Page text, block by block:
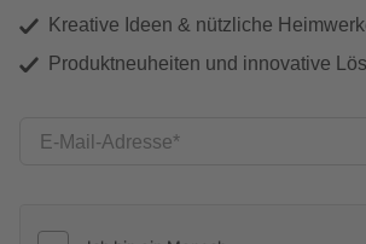
Kreative Ideen & nützliche
Produktneuheiten und innovative
E-Mail-Adresse